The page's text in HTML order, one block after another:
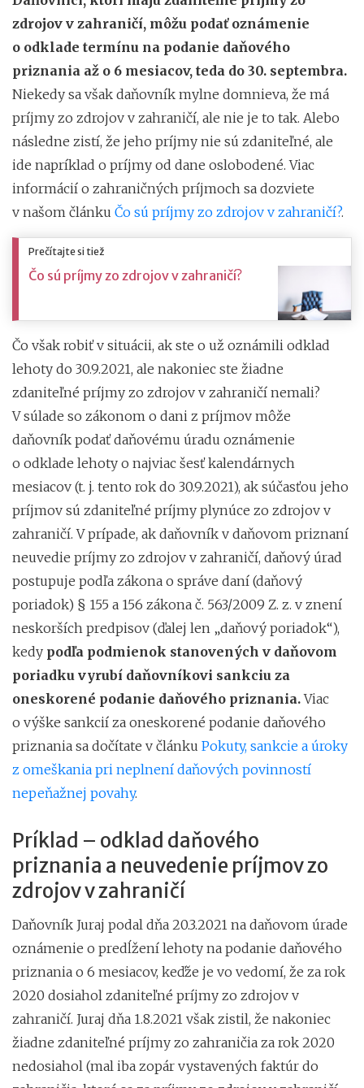
zdrojov v zahraničí, môžu podať oznámenie
o odklade termínu na podanie daňového
priznania až o 6 mesiacov, teda do 30. septembra.
Niekedy sa však daňovník mylne domnieva, že má
príjmy zo zdrojov v zahraničí, ale nie je to tak. Alebo
následne zistí, že jeho príjmy nie sú zdaniteľné, ale
ide napríklad o príjmy od dane oslobodené. Viac
informácií o zahraničných príjmoch sa dozviete
v našom článku Čo sú príjmy zo zdrojov v zahraničí?.
Prečítajte si tiež
Čo sú príjmy zo zdrojov v zahraničí?
Čo však robiť v situácii, ak ste o už oznámili odklad
lehoty do 30.9.2021, ale nakoniec ste žiadne
zdaniteľné príjmy zo zdrojov v zahraničí nemali?
V súlade so zákonom o dani z príjmov môže
daňovník podať daňovému úradu oznámenie
o odklade lehoty o najviac šesť kalendárnych
mesiacov (t. j. tento rok do 30.9.2021), ak súčasťou jeho
príjmov sú zdaniteľné príjmy plynúce zo zdrojov v
zahraničí. V prípade, ak daňovník v daňovom priznaní
neuvedie príjmy zo zdrojov v zahraničí, daňový úrad
postupuje podľa zákona o správe daní (daňový
poriadok) § 155 a 156 zákona č. 563/2009 Z. z. v znení
neskorších predpisov (ďalej len „daňový poriadok“),
kedy podľa podmienok stanovených v daňovom
poriadku vyrubí daňovníkovi sankciu za
oneskorené podanie daňového priznania.Viac
o výške sankcií za oneskorené podanie daňového
priznania sa dočítate v článku Pokuty, sankcie a úroky
z omeškania pri neplnení daňových povinností
nepeňažnej povahy.
Príklad – odklad daňového
priznania a neuvedenie príjmov zo
zdrojov v zahraničí
Daňovník Juraj podal dňa 20.3.2021 na daňovom úrade
oznámenie o predĺžení lehoty na podanie daňového
priznania o 6 mesiacov, keďže je vo vedomí, že za rok
2020 dosiahol zdaniteľné príjmy zo zdrojov v
zahraničí. Juraj dňa 1.8.2021 však zistil, že nakoniec
žiadne zdaniteľné príjmy zo zahraničia za rok 2020
nedosiahol (mal iba zopár vystavených faktúr do